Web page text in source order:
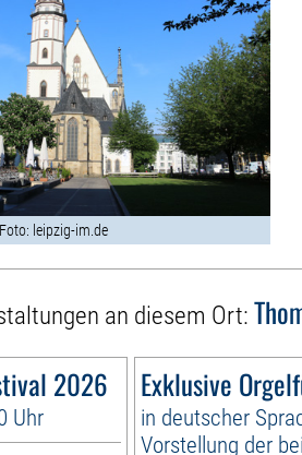
leipzig-im.de
an diesem Ort:
2026
Uhr
Exklusive
in deutscher
Vorstellung der